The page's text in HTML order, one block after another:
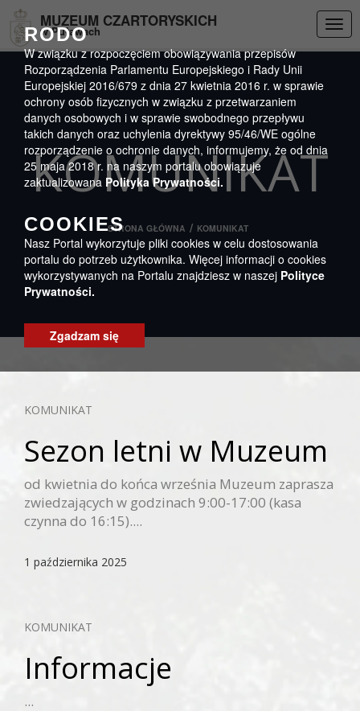
DEKLARACJA DOSTĘPNOŚCI
MUZEUM CZARTORYSKICH
w Puławach
KOMUNIKAT
STRONA GŁÓWNA / KOMUNIKAT
KOMUNIKAT
Sezon letni w Muzeum
od kwietnia do końca września Muzeum zaprasza
zwiedzających w godzinach 9:00-17:00 (kasa
czynna do 16:15)....
1 października 2025
KOMUNIKAT
Informacje
...
RODO
W związku z rozpoczęciem obowiązywania przepisów
Rozporządzenia Parlamentu Europejskiego i Rady Unii
Europejskiej 2016/679 z dnia 27 kwietnia 2016 r. w sprawie
ochrony osób fizycznych w związku z przetwarzaniem
danych osobowych i w sprawie swobodnego przepływu
takich danych oraz uchylenia dyrektywy 95/46/WE ogólne
rozporządzenie o ochronie danych, informujemy, że od dnia
25 maja 2018 r. na naszym portalu obowiązuje
zaktualizowana Polityka Prywatności.
COOKIES
Nasz Portal wykorzytuje pliki cookies w celu dostosowania
portalu do potrzeb użytkownika. Więcej informacji o cookies
wykorzystywanych na Portalu znajdziesz w naszej Polityce
Prywatności.
Zgadzam się